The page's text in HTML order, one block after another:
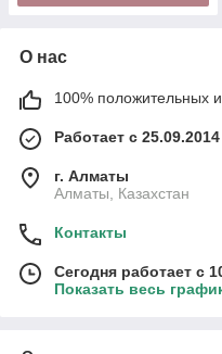
О нас
100% положительных
Работает с 25.09.2014
г. Алматы
Алматы, Казахстан
Контакты
Сегодня работает с
Показать весь